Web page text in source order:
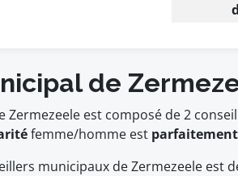
de
Zermezeele est composé de 2
femme/homme est
municipaux de Zermezeele est